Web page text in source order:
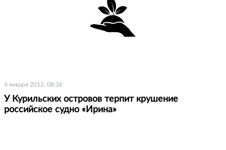
4 января 2012, 08:36
У Курильских островов терпит крушение
российское судно «Ирина»